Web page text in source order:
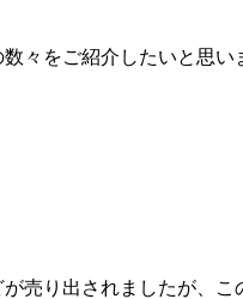
々をご紹介したいと思い
売り出されましたが、